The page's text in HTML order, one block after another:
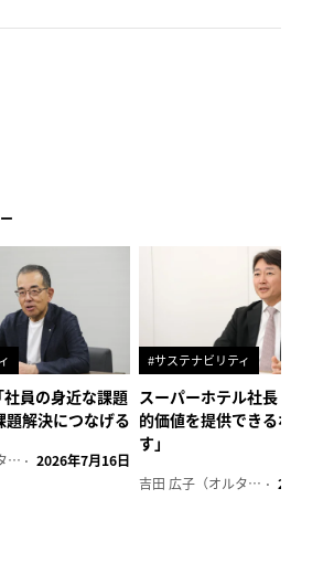
社員の身近な課題
題解決につなげる
京正裕之 （オルタナ副編集長） 2026年7月16日
#サステナビリティ
スーパーホテル社長「地域
的価値を提供できるホテル
す」
吉田 広子（オルタナ輪番編集長） 2026年6